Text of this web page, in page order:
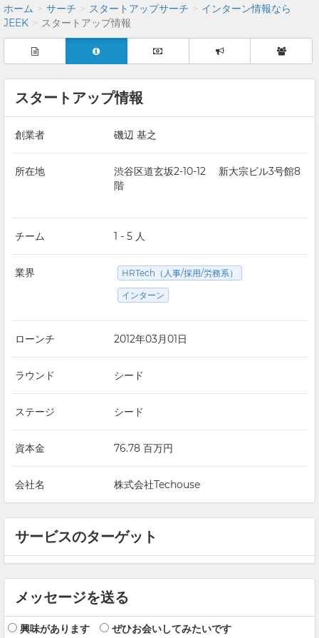
ホーム サーチ スタートアップサーチ
インターン情報なら
JEEK
スタートアップ情報
スタートアップ情報
創業者 磯辺 基之
所在地
渋谷区道玄坂2-10-12 新大宗ビル3号館8
階
チーム 1 - 5 人
業界 HRTech（人事/採用/労務系）
インターン
ローンチ 2012年03月01日
ラウンド シード
ステージ シード
資本金 76.78 百万円
会社名 株式会社Techouse
サービスのターゲット
メッセージを送る
興味があります ぜひお会いしてみたいです